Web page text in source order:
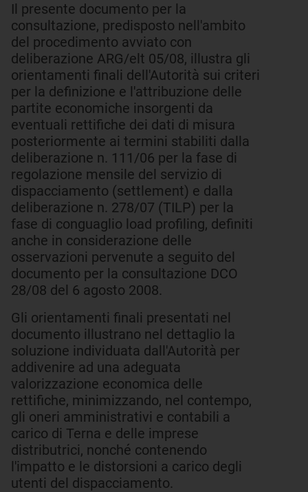
Il presente documento per la
consultazione, predisposto nell'ambito
del procedimento avviato con
deliberazione ARG/elt 05/08, illustra gli
orientamenti finali dell'Autorità sui criteri
per la definizione e l'attribuzione delle
partite economiche insorgenti da
eventuali rettifiche dei dati di misura
posteriormente ai termini stabiliti dalla
deliberazione n. 111/06 per la fase di
regolazione mensile del servizio di
dispacciamento (settlement) e dalla
deliberazione n. 278/07 (TILP) per la
fase di conguaglio load profiling, definiti
anche in considerazione delle
osservazioni pervenute a seguito del
documento per la consultazione DCO
28/08 del 6 agosto 2008.
Gli orientamenti finali presentati nel
documento illustrano nel dettaglio la
soluzione individuata dall'Autorità per
addivenire ad una adeguata
valorizzazione economica delle
rettifiche, minimizzando, nel contempo,
gli oneri amministrativi e contabili a
carico di Terna e delle imprese
distributrici, nonché contenendo
l'impatto e le distorsioni a carico degli
utenti del dispacciamento.